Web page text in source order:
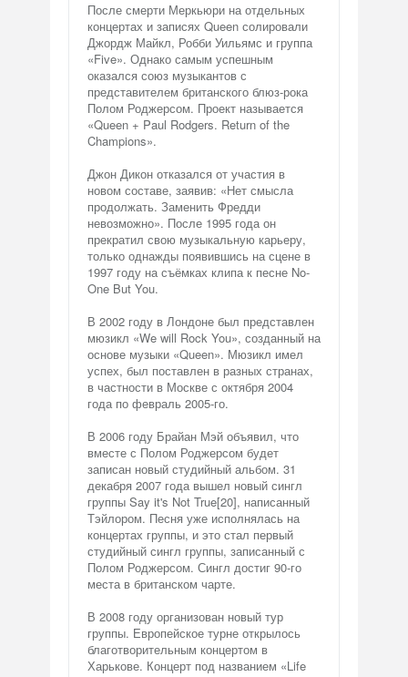
После смерти Меркьюри на отдельных
концертах и записях Queen солировали
Джордж Майкл, Робби Уильямс и группа
«Five». Однако самым успешным
оказался союз музыкантов с
представителем британского блюз-рока
Полом Роджерсом. Проект называется
«Queen + Paul Rodgers. Return of the
Champions».
Джон Дикон отказался от участия в
новом составе, заявив: «Нет смысла
продолжать. Заменить Фредди
невозможно». После 1995 года он
прекратил свою музыкальную карьеру,
только однажды появившись на сцене в
1997 году на съёмках клипа к песне No-
One But You.
В 2002 году в Лондоне был представлен
мюзикл «We will Rock You», созданный на
основе музыки «Queen». Мюзикл имел
успех, был поставлен в разных странах,
в частности в Москве с октября 2004
года по февраль 2005-го.
В 2006 году Брайан Мэй объявил, что
вместе с Полом Роджерсом будет
записан новый студийный альбом. 31
декабря 2007 года вышел новый сингл
группы Say it's Not True[20], написанный
Тэйлором. Песня уже исполнялась на
концертах группы, и это стал первый
студийный сингл группы, записанный с
Полом Роджерсом. Сингл достиг 90-го
места в британском чарте.
В 2008 году организован новый тур
группы. Европейское турне открылось
благотворительным концертом в
Харькове. Концерт под названием «Life